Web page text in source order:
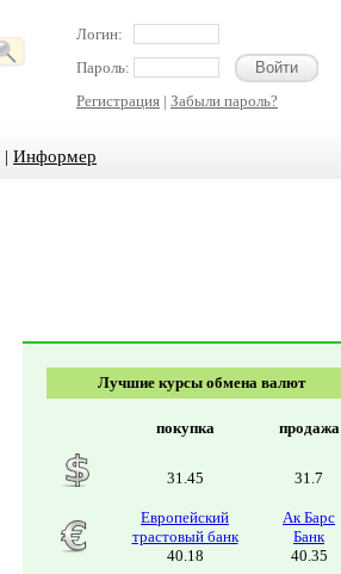
Логин:
Пароль:
Регистрация | Забыли пароль?
| Информер
Лучшие курсы обмена валют
покупка продажа
31.45 31.7
Европейский
трастовый банк
40.18
Ак Барс
Банк
40.35